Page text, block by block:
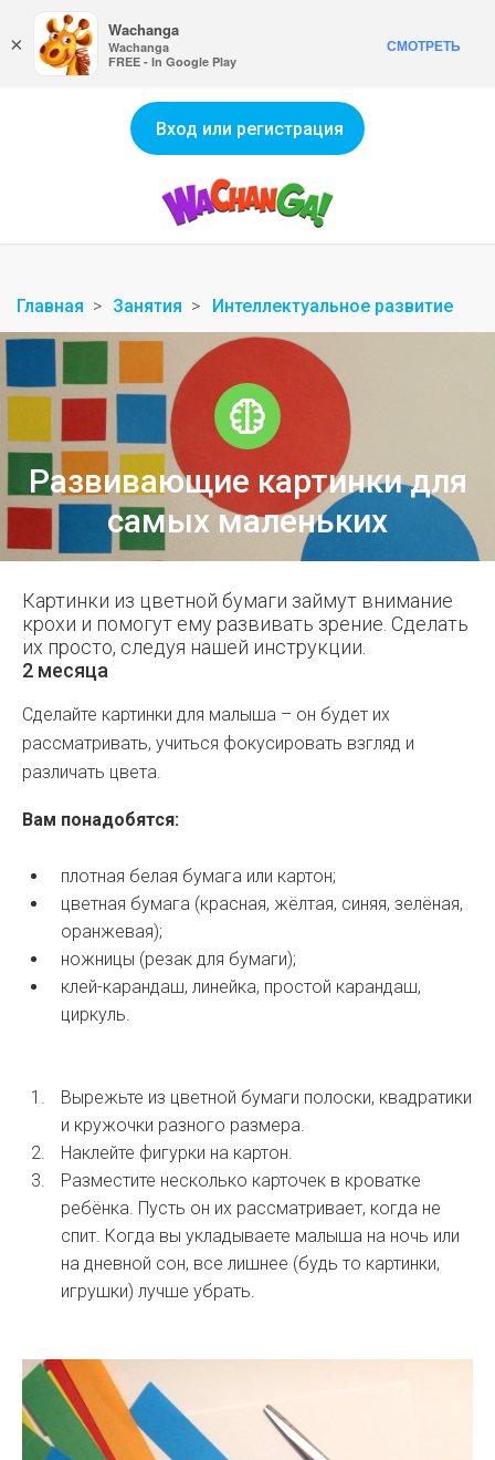
Вход или регистрация
Главная Занятия Интеллектуальное развитие
Развивающие картинки для
самых маленьких
Картинки из цветной бумаги займут внимание
крохи и помогут ему развивать зрение. Сделать
их просто, следуя нашей инструкции.
2 месяца
Сделайте картинки для малыша – он будет их
рассматривать, учиться фокусировать взгляд и
различать цвета.
Вам понадобятся:
плотная белая бумага или картон;
цветная бумага (красная, жёлтая, синяя, зелёная,
оранжевая);
ножницы (резак для бумаги);
клей-карандаш, линейка, простой карандаш,
циркуль.
Вырежьте из цветной бумаги полоски, квадратики
и кружочки разного размера.
Наклейте фигурки на картон.
Разместите несколько карточек в кроватке
ребёнка. Пусть он их рассматривает, когда не
спит. Когда вы укладываете малыша на ночь или
на дневной сон, все лишнее (будь то картинки,
игрушки) лучше убрать.
×
Wachanga
Wachanga
FREE - In Google Play
СМОТРЕТЬ